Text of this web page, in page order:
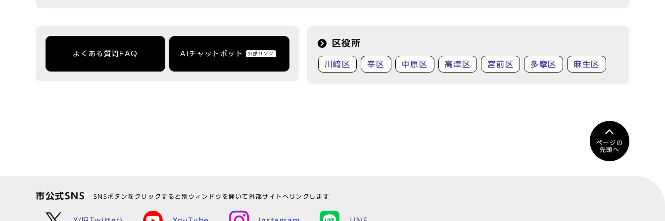
よくある質問FAQ AIチャットボット 外部リンク
区役所
川崎区 幸区 中原区 高津区 宮前区 多摩区 麻生区
ページの
先頭へ
市公式SNS SNSボタンをクリックすると別ウィンドウを開いて外部サイトへリンクします